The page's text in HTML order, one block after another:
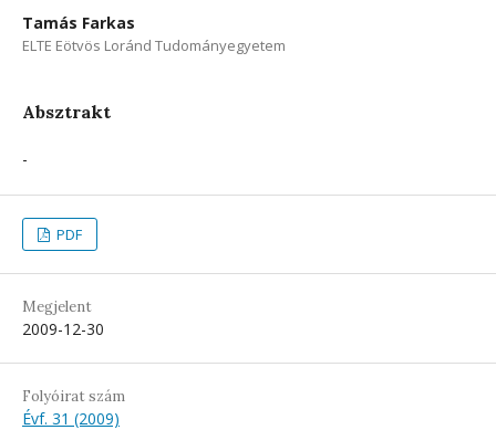
Tamás Farkas
ELTE Eötvös Loránd Tudományegyetem
Absztrakt
-
PDF
Megjelent
2009-12-30
Folyóirat szám
Évf. 31 (2009)